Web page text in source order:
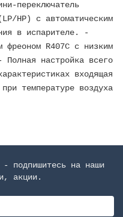
переключатель
HP) с автоматическим
в испарителе. -
R407C с низким
Полная настройка всего
входящая
температуре воздуха
- подпишитесь на наши
акции.